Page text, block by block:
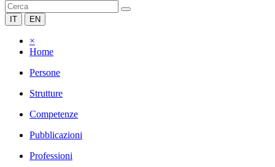
IT EN
×
Home
Persone
Strutture
Competenze
Pubblicazioni
Professioni